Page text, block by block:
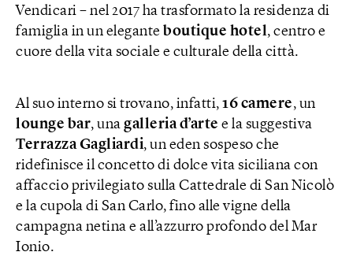
Vendicari – nel 2017 ha trasformato la residenza di
famiglia in un elegante boutique hotel, centro e
cuore della vita sociale e culturale della città.
Al suo interno si trovano, infatti, 16 camere, un
lounge bar, una galleria d’arte e la suggestiva
Terrazza Gagliardi, un eden sospeso che
ridefinisce il concetto di dolce vita siciliana con
affaccio privilegiato sulla Cattedrale di San Nicolò
e la cupola di San Carlo, fino alle vigne della
campagna netina e all’azzurro profondo del Mar
Ionio.